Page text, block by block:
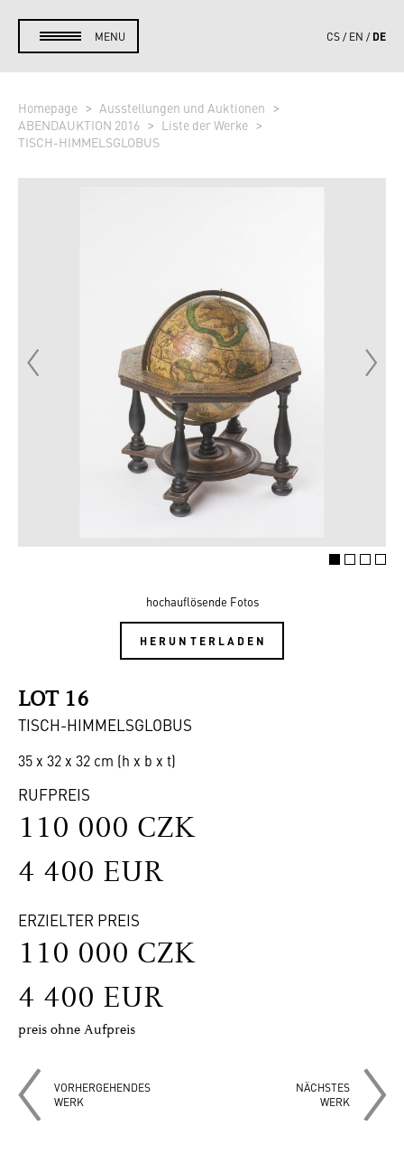
MENU CS EN DE
Homepage
Ausstellungen und Auktionen
ABENDAUKTION 2016
Liste der Werke
TISCH-HIMMELSGLOBUS
hochauflösende Fotos
HERUNTERLADEN
LOT 16
TISCH-HIMMELSGLOBUS
35 x 32 x 32 cm (h x b x t)
RUFPREIS
110 000 CZK
4 400 EUR
ERZIELTER PREIS
110 000 CZK
4 400 EUR
preis ohne Aufpreis
VORHERGEHENDES
WERK
NÄCHSTES
WERK